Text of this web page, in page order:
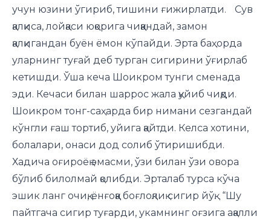
учун юзини ўгириб, тишини ғижирлатди. Сув
қалқиса, лойқаси юқорига чиққандай, замон
қалқигандан буён ёмон кўпайди. Эрта баҳорда
уларнинг туғай деб турган сигирини ўғирлаб
кетишди. Ўша кеча Шоикром тунги сменада
эди. Кечаси билан шаррос жала қуйиб чиқди.
Шоикром тонг-саҳарда бир нимани сезгандай
кўнгли ғаш тортиб, уйига қайтди. Келса хотини,
болалари, онаси дод солиб ўтиришибди.
Хадича оғироёқ эмасми, ўзи билан ўзи овора
бўлиб билолмай қолибди. Эрталаб турса кўча
эшик ланг очиқ, ёнғоққа боғлоқлиқ сигир йўқ. “Шу
пайтгача сигир туғарди, укамнинг оғзига ақалли